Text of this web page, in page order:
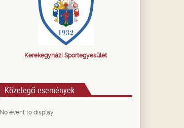
Kerekegyházi Sportegyesület
Közelegő események
No event to display